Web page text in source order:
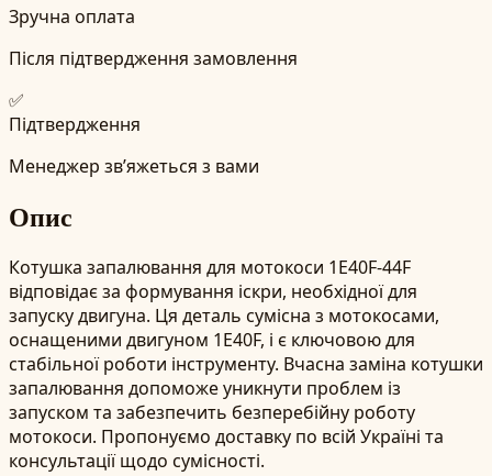
Зручна оплата
Після підтвердження замовлення
✅
Підтвердження
Менеджер зв’яжеться з вами
Опис
Котушка запалювання для мотокоси 1E40F-44F
відповідає за формування іскри, необхідної для
запуску двигуна. Ця деталь сумісна з мотокосами,
оснащеними двигуном 1E40F, і є ключовою для
стабільної роботи інструменту. Вчасна заміна котушки
запалювання допоможе уникнути проблем із
запуском та забезпечить безперебійну роботу
мотокоси. Пропонуємо доставку по всій Україні та
консультації щодо сумісності.